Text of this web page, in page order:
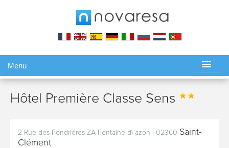
Menu
Hôtel Première Classe Sens
2 Rue des Fondriéres ZA Fontaine d\'azon 02360 Saint-
Clément